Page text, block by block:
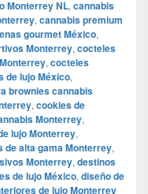
Monterrey NL, cannabis
, cannabis premium
gourmet México,
Monterrey, cocteles
, cocteles
de lujo México,
brownies cannabis
, cookies de
Monterrey,
lujo Monterrey,
de alta gama Monterrey,
Monterrey, destinos
de lujo México, diseño de
de lujo Monterrey